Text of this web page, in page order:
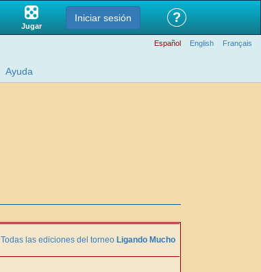
Jugar
Iniciar sesión ?
Español English Français
Ayuda
Todas las ediciones del torneo Ligando Mucho